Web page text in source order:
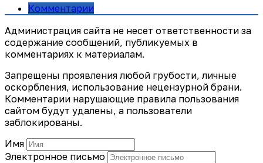
Комментарии
Администрация сайта не несет ответственности за
содержание сообщений, публикуемых в
комментариях к материалам.
Запрещены проявления любой грубости, личные
оскорбления, использование нецензурной брани.
Комментарии нарушающие правила пользования
сайтом будут удалены, а пользователи
заблокированы.
Имя
Электронное письмо